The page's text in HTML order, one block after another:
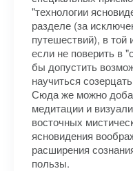
"технологии
разделе (за
путешествий), в той
если не поверить в
бы допустить
научиться
Сюда же можно
медитации и
восточных
ясновидения
расширения
пользы.